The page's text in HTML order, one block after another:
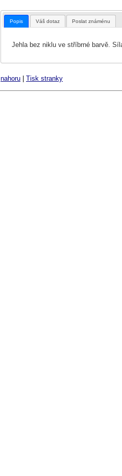
Popis Váš dotaz Poslat známénu
Jehla bez niklu ve stříbrné barvě.
nahoru Tisk stranky